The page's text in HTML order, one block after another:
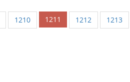
1210 1211 1212 1213